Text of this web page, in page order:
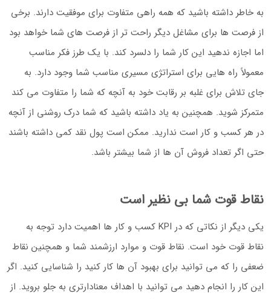
به خاطر داشته باشید که همه راهی متفاوت برای موفقیت دارند. برخی
از فرصت ها برای مشاغل دیگر راحت تر از فرصت های شما خواهد بود
اما اجازه ندهید این کار شما را دلسرد کند. با یک طرز فکر مناسب
معمولاً راه هایی برای استراتژی مسیری مناسب شما وجود دارد. به
جای تلاش برای غلبه بر رقابت خود به آنچه که شما را متفاوت می کند
متمرکز شوید. همچنین به یاد داشته باشید که شما درک روشنی از آنچه
در هر کسب و کار است ندارید. ممکن است پول نقد کمی داشته باشند
حتی اگر تعداد فروش آن ها از شما بیشتر باشد.
نقاط قوت شما بی نظیر است
یکی دیگر از نکاتی که در KPI کسب و کار ها اهمیت دارد توجه به
نقاط قوت خود است. نقاط قوت و موارد ارزشمند شما و همچنین نقاط
ضعفی را که می توانید برای بهبود آن ها کار کنید را شناسایی کنید. اگر
این کار را انجام دهید می توانید با اهداف معنادارتری به جلو بروید. از